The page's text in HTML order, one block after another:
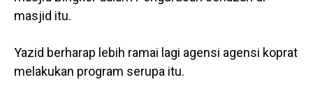
masjid itu.
Yazid berharap lebih ramai lagi agensi agensi koprat
melakukan program serupa itu.